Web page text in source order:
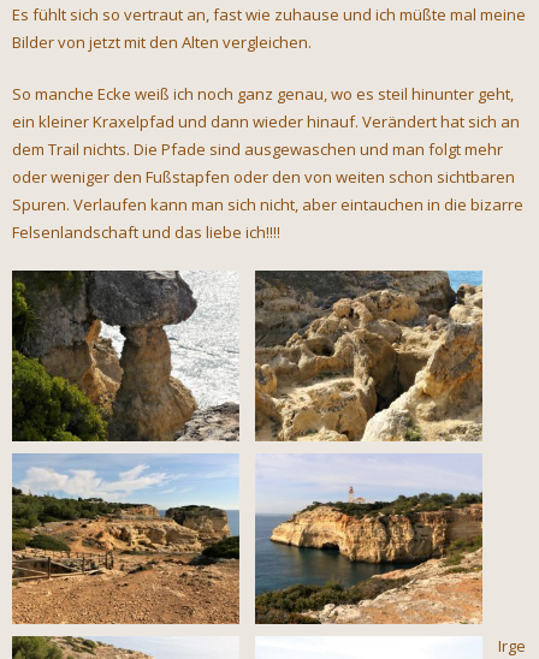
Es fühlt sich so vertraut an, fast wie zuhause und ich müßte mal meine
Bilder von jetzt mit den Alten vergleichen.
So manche Ecke weiß ich noch ganz genau, wo es steil hinunter geht,
ein kleiner Kraxelpfad und dann wieder hinauf. Verändert hat sich an
dem Trail nichts. Die Pfade sind ausgewaschen und man folgt mehr
oder weniger den Fußstapfen oder den von weiten schon sichtbaren
Spuren. Verlaufen kann man sich nicht, aber eintauchen in die bizarre
Felsenlandschaft und das liebe ich!!!!
Irge